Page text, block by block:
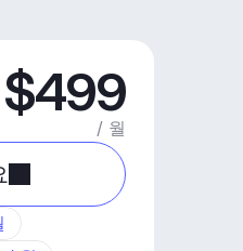
$499
/ 월